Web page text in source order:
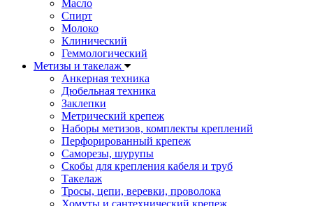
Масло
Спирт
Молоко
Клинический
Геммологический
Метизы и такелаж
Анкерная техника
Дюбельная техника
Заклепки
Метрический крепеж
Наборы метизов, комплекты креплений
Перфорированный крепеж
Саморезы, шурупы
Скобы для крепления кабеля и труб
Такелаж
Тросы, цепи, веревки, проволока
Хомуты и сантехнический крепеж